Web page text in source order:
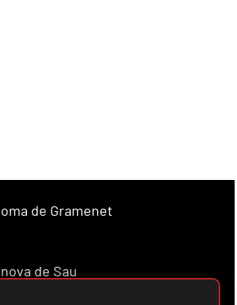
de Gramenet
de Sau